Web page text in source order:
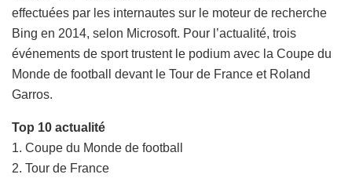
effectuées par les internautes sur le moteur de recherche
Bing en 2014, selon Microsoft. Pour l’actualité, trois
événements de sport trustent le podium avec la Coupe du
Monde de football devant le Tour de France et Roland
Garros.
Top 10 actualité
1. Coupe du Monde de football
2. Tour de France